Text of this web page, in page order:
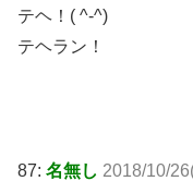
テヘ！( ^-^)
テヘラン！
87: 名無し 2018/10/